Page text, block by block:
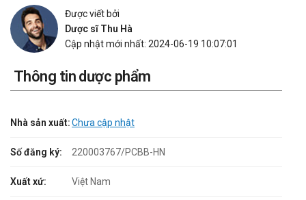
Được viết bởi
Dược sĩ Thu Hà
Cập nhật mới nhất: 2024-06-19 10:07:01
Thông tin dược phẩm
Nhà sản xuất:Chưa cập nhật
Số đăng ký: 220003767/PCBB-HN
Xuất xứ: Việt Nam